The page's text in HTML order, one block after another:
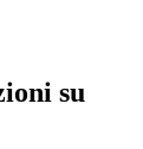
su